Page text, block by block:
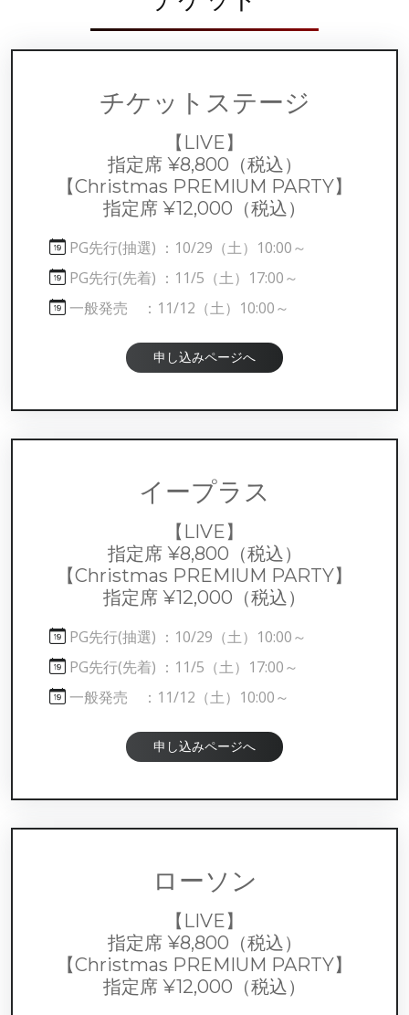
チケットステージ
【LIVE】
指定席 ¥8,800 （税込）
【Christmas PREMIUM PARTY】
指定席 ¥12,000 （税込）
PG先行(抽選) ：10/29（土）10:00～
PG先行(先着) ：11/5（土）17:00～
一般発売 ：11/12（土）10:00～
申し込みページへ
イープラス
【LIVE】
指定席 ¥8,800 （税込）
【Christmas PREMIUM PARTY】
指定席 ¥12,000 （税込）
PG先行(抽選) ：10/29（土）10:00～
PG先行(先着) ：11/5（土）17:00～
一般発売 ：11/12（土）10:00～
申し込みページへ
ローソン
【LIVE】
指定席 ¥8,800 （税込）
【Christmas PREMIUM PARTY】
指定席 ¥12,000 （税込）